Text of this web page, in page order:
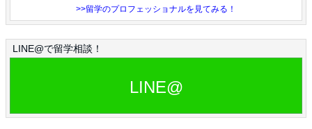
>>留学のプロフェッショナルを見てみる！
LINE@で留学相談！
LINE@